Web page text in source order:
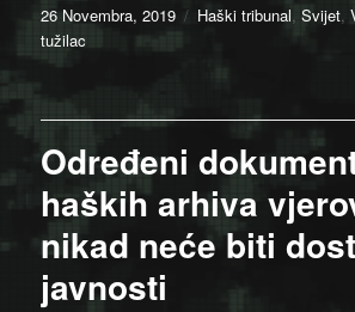
Posted
on
26 Novembra, 2019 Categories
Haški tribunal ,Svijet ,
tužilac
Određeni
haških arhiva
nikad neće biti
javnosti